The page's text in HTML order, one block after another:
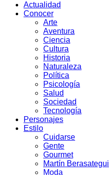
Actualidad
Conocer
Arte
Aventura
Ciencia
Cultura
Historia
Naturaleza
Política
Psicología
Salud
Sociedad
Tecnología
Personajes
Estilo
Cuidarse
Gente
Gourmet
Martín Berasategui
Moda